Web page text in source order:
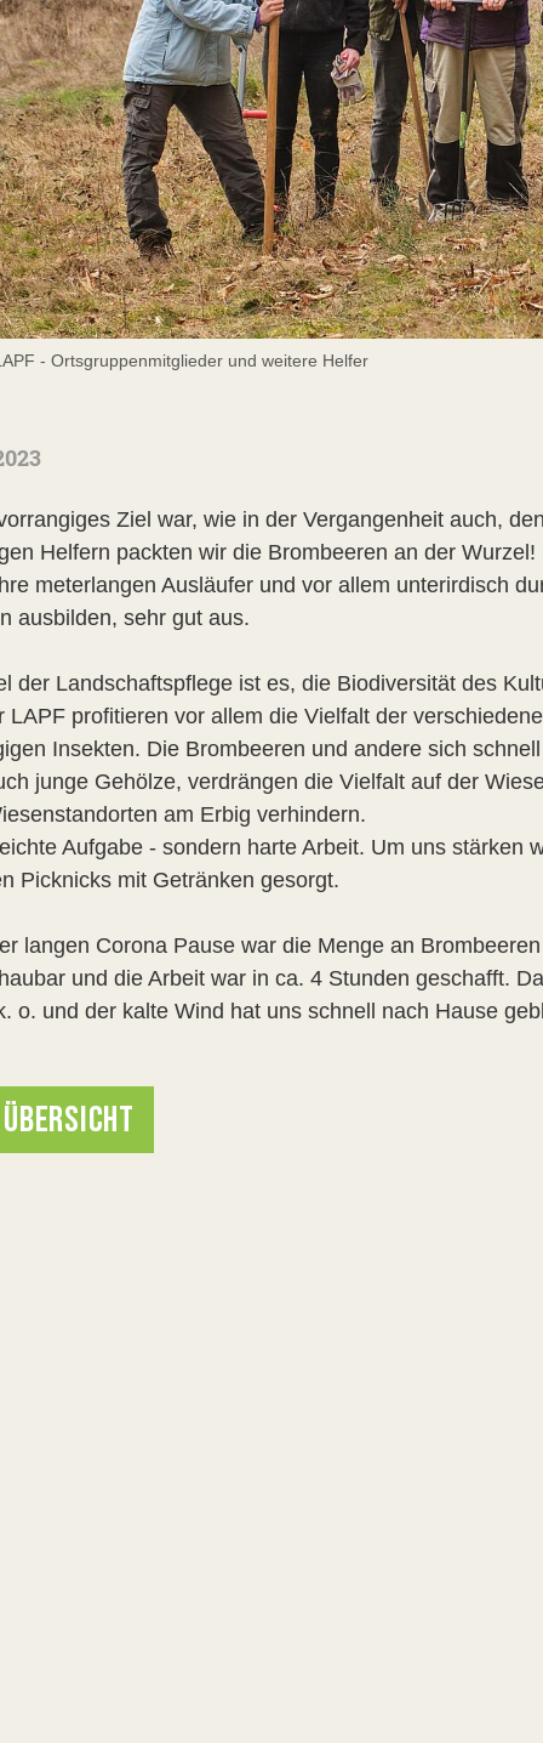
- Ortsgruppenmitglieder und weitere Helfer
Ziel war, wie in der Vergangenheit auch,
Helfern packten wir die Brombeeren an der
meterlangen Ausläufer und vor allem unterirdisch
ausbilden, sehr gut aus.
der Landschaftspflege ist es, die Biodiversität des
LAPF profitieren vor allem die Vielfalt der
Insekten. Die Brombeeren und andere sich
junge Gehölze, verdrängen die Vielfalt auf der
am Erbig verhindern.
Aufgabe - sondern harte Arbeit. Um uns stärken
Picknicks mit Getränken gesorgt.
langen Corona Pause war die Menge an
und die Arbeit war in ca. 4 Stunden geschafft.
o. und der kalte Wind hat uns schnell nach Hause